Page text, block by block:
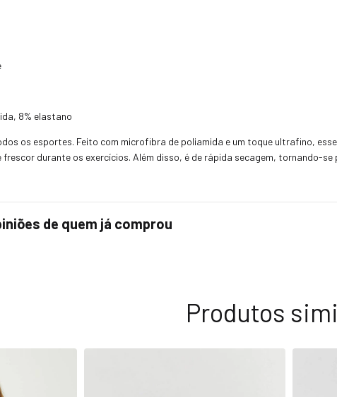
8% elastano
os esportes. Feito com microfibra de poliamida e um toque ultrafino,
frescor durante os exercícios. Além disso, é de rápida secagem, tornando-
de quem já comprou
Produtos